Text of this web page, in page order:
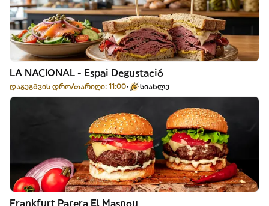
LA NACIONAL - Espai Degustació
დაგეგმვის დრო/თარიღი: 11:00 სიახლე
Frankfurt Parera El Masnou